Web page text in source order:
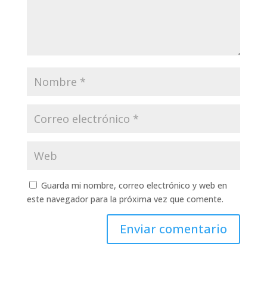
Guarda mi nombre, correo electrónico y web en
este navegador para la próxima vez que comente.